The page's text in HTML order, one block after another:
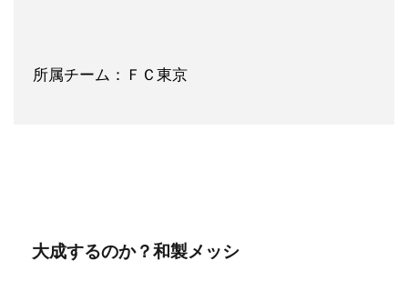
所属チーム：ＦＣ東京
大成するのか？和製メッシ